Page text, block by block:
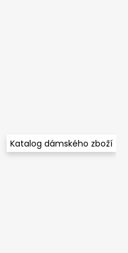
Katalog dámského zboží